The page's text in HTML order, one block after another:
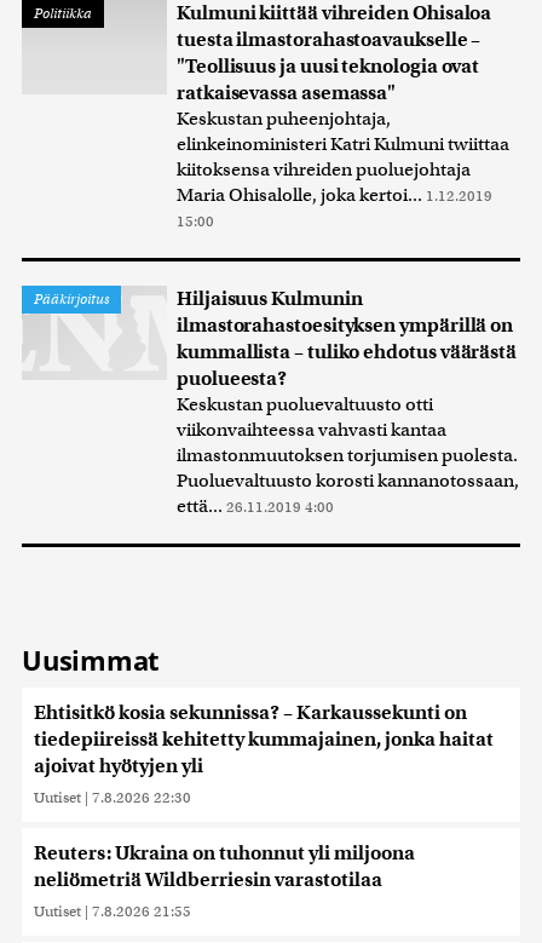
Politiikka
Kulmuni kiittää vihreiden Ohisaloa
tuesta ilmastorahastoavaukselle –
"Teollisuus ja uusi teknologia ovat
ratkaisevassa asemassa"
Keskustan puheenjohtaja,
elinkeinoministeri Katri Kulmuni twiittaa
kiitoksensa vihreiden puoluejohtaja
Maria Ohisalolle, joka kertoi... 1.12.2019
15:00
Pääkirjoitus
Hiljaisuus Kulmunin
ilmastorahastoesityksen ympärillä on
kummallista – tuliko ehdotus väärästä
puolueesta?
Keskustan puoluevaltuusto otti
viikonvaihteessa vahvasti kantaa
ilmastonmuutoksen torjumisen puolesta.
Puoluevaltuusto korosti kannanotossaan,
että... 26.11.2019 4:00
Uusimmat
Ehtisitkö kosia sekunnissa? – Karkaussekunti on
tiedepiireissä kehitetty kummajainen, jonka haitat
ajoivat hyötyjen yli
Uutiset | 7.8.2026 22:30
Reuters: Ukraina on tuhonnut yli miljoona
neliömetriä Wildberriesin varastotilaa
Uutiset | 7.8.2026 21:55